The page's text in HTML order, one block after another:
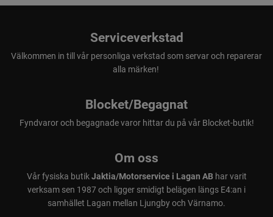
Serviceverkstad
Välkommen in till vår personliga verkstad som servar och reparerar
alla märken!
Blocket/Begagnat
Fyndvaror och begagnade varor hittar du på vår Blocket-butik!
Om oss
Vår fysiska butikJaktia/Motorservice i Lagan ABhar varit
verksam sen 1987 och ligger smidigt belägen längs E4:an i
samhället Lagan mellan Ljungby och Värnamo.